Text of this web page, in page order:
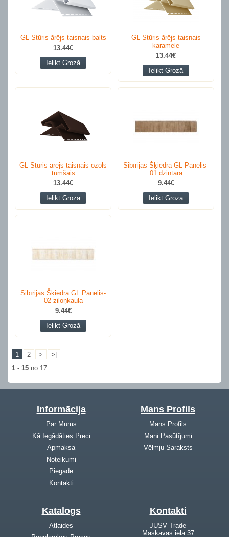
GL Stūris ārējs taisnais balts
13.44€
Ielikt Grozā
GL Stūris ārējs taisnais
karamele
13.44€
Ielikt Grozā
GL Stūris ārējs taisnais ozols
tumšais
13.44€
Ielikt Grozā
Sibīrijas Šķiedra GL Panelis-
01 dzintara
9.44€
Ielikt Grozā
Sibīrijas Šķiedra GL Panelis-
02 ziloņkaula
9.44€
Ielikt Grozā
1 2 >
>|
1 - 15 no 17
Informācija
Par Mums
Kā Iegādāties Preci
Apmaksa
Noteikumi
Piegāde
Kontakti
Mans Profils
Mans Profils
Mani Pasūtījumi
Vēlmju Saraksts
Katalogs
Atlaides
Kontakti
JUSV Trade
Maskavas iela 37